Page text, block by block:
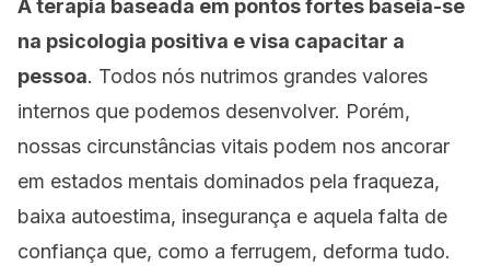
A terapia baseada em pontos fortes baseia-se
na psicologia positiva e visa capacitar a
pessoa. Todos nós nutrimos grandes valores
internos que podemos desenvolver. Porém,
nossas circunstâncias vitais podem nos ancorar
em estados mentais dominados pela fraqueza,
baixa autoestima, insegurança e aquela falta de
confiança que, como a ferrugem, deforma tudo.